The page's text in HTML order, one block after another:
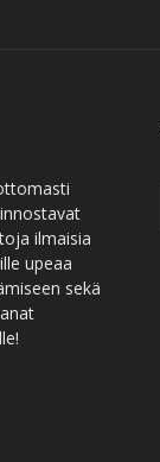
ilmaisia
upeaa
sekä